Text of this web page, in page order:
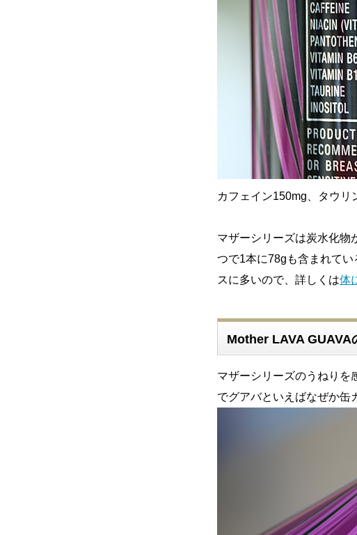
カフェイン150mg、タウリ
マザーシリーズは炭水化物
つで1本に78gも含まれて
スに多いので、詳しくは体
Mother LAVA GUAVA
マザーシリーズのうねりを
でグアバといえばなぜか缶